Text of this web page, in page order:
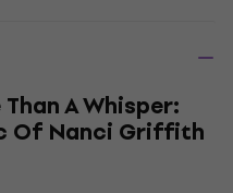
A Whisper:
Of Nanci Griffith